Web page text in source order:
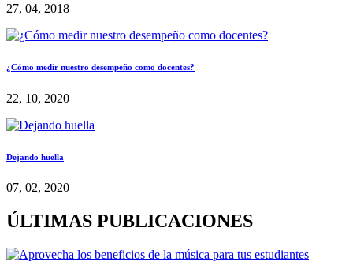
27, 04, 2018
¿Cómo medir nuestro desempeño como docentes?
22, 10, 2020
Dejando huella
07, 02, 2020
ÚLTIMAS PUBLICACIONES